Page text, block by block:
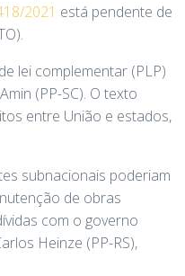
2021 está pendente de
lei complementar (PLP)
(PP-SC). O texto
entre União e estados,
subnacionais poderiam
de obras
com o governo
Heinze (PP-RS),